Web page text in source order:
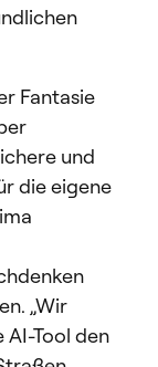
Fantasie
und
die eigene
„Wir
AI-Tool den